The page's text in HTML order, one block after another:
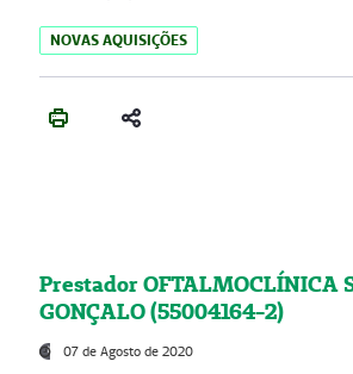
NOVAS AQUISIÇÕES
Prestador OFTALMOCLÍNICA
GONÇALO (55004164-2)
07 de Agosto de 2020